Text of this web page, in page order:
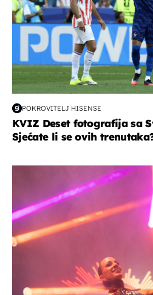
POKROVITELJ HISENSE
KVIZ Deset fotografija sa
Sjećate li se ovih